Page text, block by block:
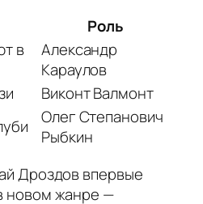
Роль
в
Александр
Караулов
Виконт Валмонт
Олег Степанович
Рыбкин
Дроздов впервые
новом жанре —